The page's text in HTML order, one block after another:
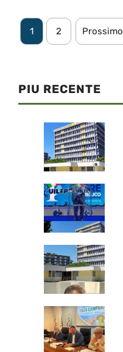
1 2 Prossimo
PIU RECENTE